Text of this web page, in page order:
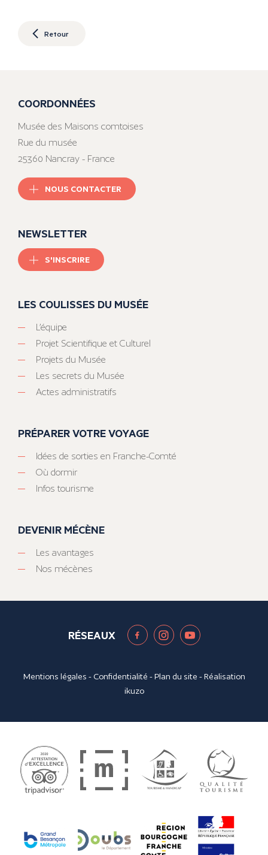
Retour
COORDONNÉES
Musée des Maisons comtoises
Rue du musée
25360 Nancray - France
NOUS CONTACTER
NEWSLETTER
S'INSCRIRE
LES COULISSES DU MUSÉE
L’équipe
Projet Scientifique et Culturel
Projets du Musée
Les secrets du Musée
Actes administratifs
PRÉPARER VOTRE VOYAGE
Idées de sorties en Franche-Comté
Où dormir
Infos tourisme
DEVENIR MÉCÈNE
Les avantages
Nos mécènes
RÉSEAUX
Mentions légales - Confidentialité -Plan du site - Réalisation
ikuzo